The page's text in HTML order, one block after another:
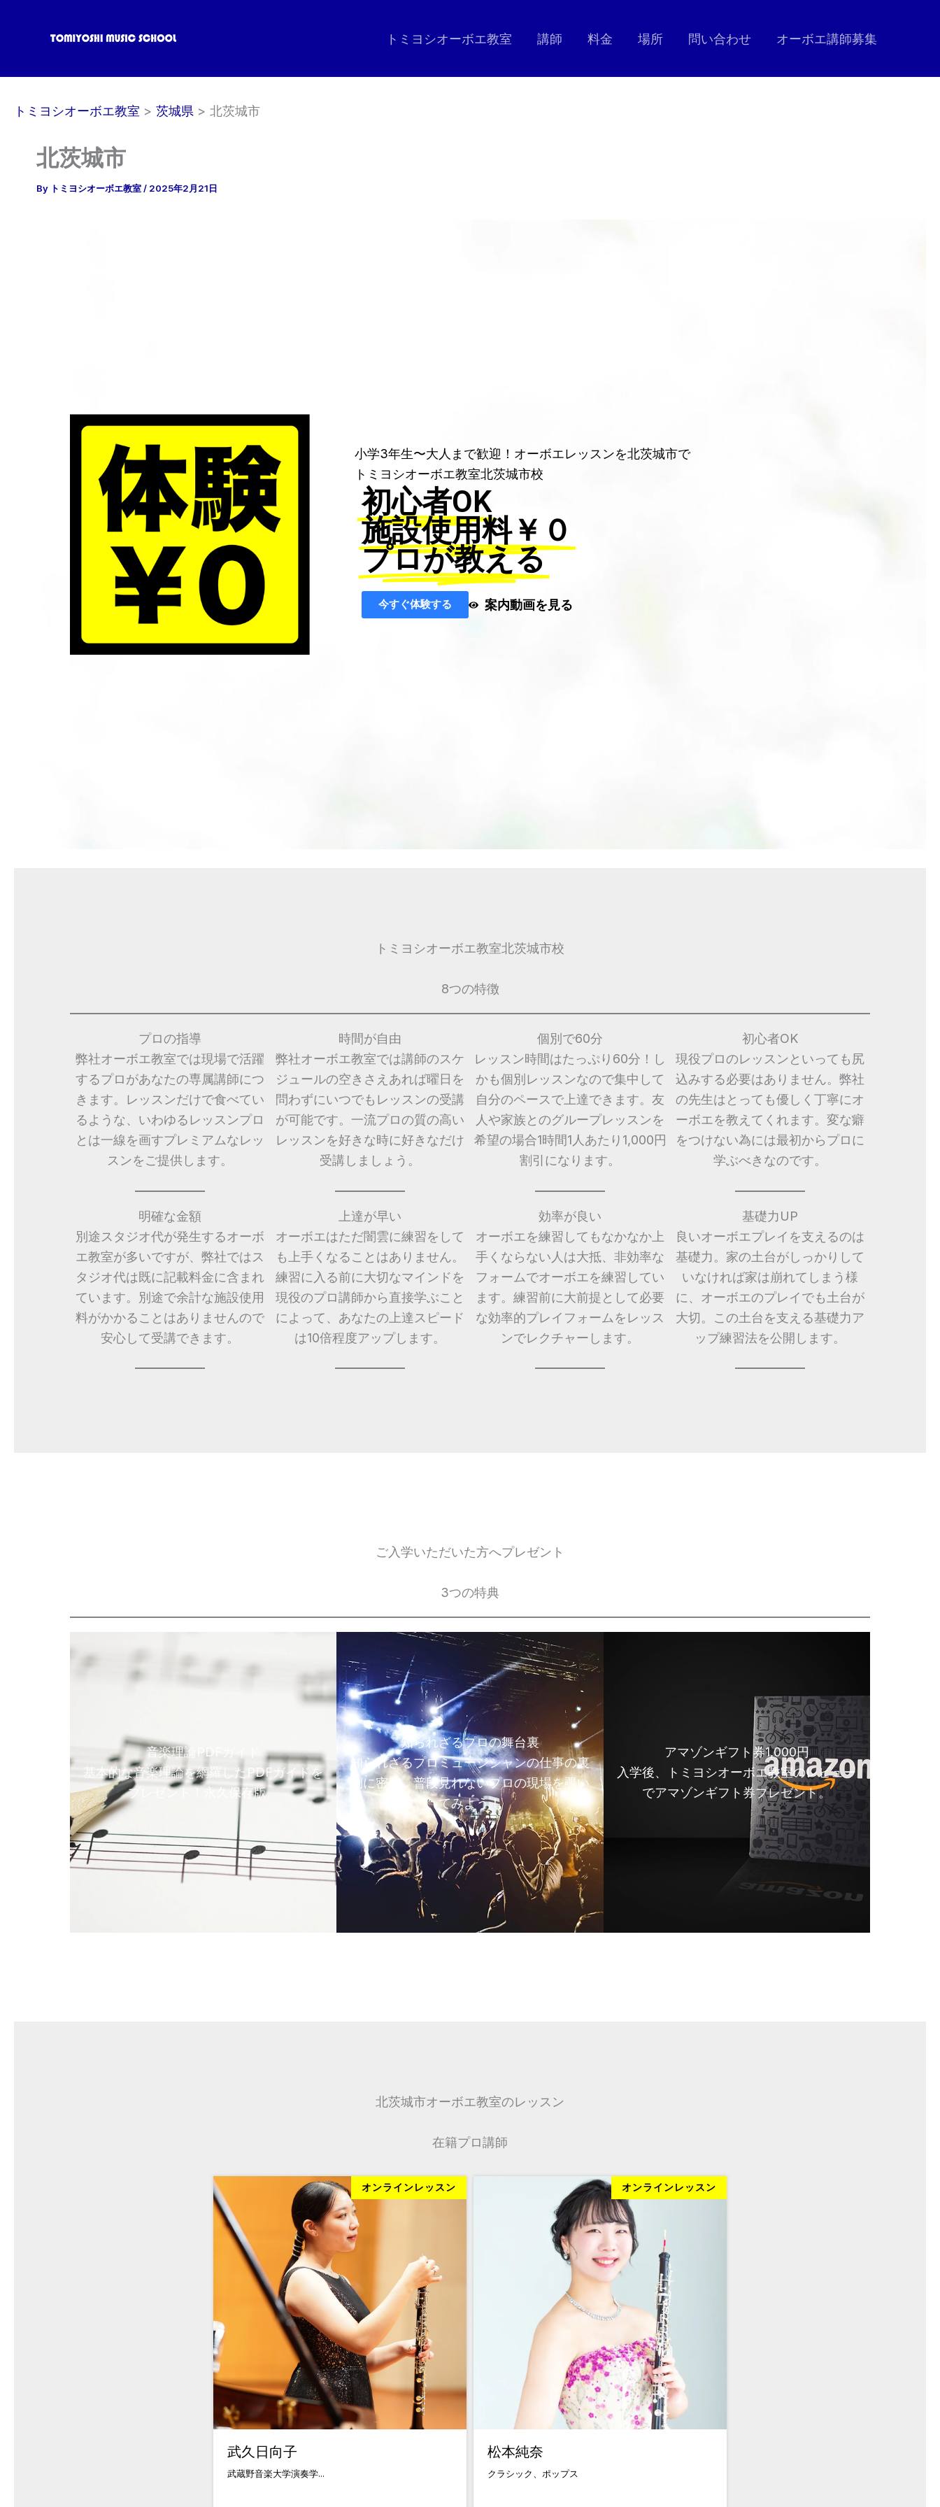
トミヨシオーボエ教室 講師 料金 場所 問い合わせ オーボエ講師募集
トミヨシオーボエ教室 茨城県 北茨城市
北茨城市
By トミヨシオーボエ教室/ 2025年2月21日
小学3年生〜大人まで歓迎！オーボエレッスンを北茨城市で
トミヨシオーボエ教室北茨城市校
初心者OK
施設使用料￥０
プロが教える
今すぐ体験する 案内動画を見る
トミヨシオーボエ教室北茨城市校
8つの特徴
プロの指導
弊社オーボエ教室では現場で活躍
するプロがあなたの専属講師につ
きます。レッスンだけで食べてい
るような、いわゆるレッスンプロ
とは一線を画すプレミアムなレッ
スンをご提供します。
時間が自由
弊社オーボエ教室では講師のスケ
ジュールの空きさえあれば曜日を
問わずにいつでもレッスンの受講
が可能です。一流プロの質の高い
レッスンを好きな時に好きなだけ
受講しましょう。
個別で60分
レッスン時間はたっぷり60分！し
かも個別レッスンなので集中して
自分のペースで上達できます。友
人や家族とのグループレッスンを
希望の場合1時間1人あたり1,000円
割引になります。
初心者OK
現役プロのレッスンといっても尻
込みする必要はありません。弊社
の先生はとっても優しく丁寧にオ
ーボエを教えてくれます。変な癖
をつけない為には最初からプロに
学ぶべきなのです。
明確な金額
別途スタジオ代が発生するオーボ
エ教室が多いですが、弊社ではス
タジオ代は既に記載料金に含まれ
ています。別途で余計な施設使用
料がかかることはありませんので
安心して受講できます。
上達が早い
オーボエはただ闇雲に練習をして
も上手くなることはありません。
練習に入る前に大切なマインドを
現役のプロ講師から直接学ぶこと
によって、あなたの上達スピード
は10倍程度アップします。
効率が良い
オーボエを練習してもなかなか上
手くならない人は大抵、非効率な
フォームでオーボエを練習してい
ます。練習前に大前提として必要
な効率的プレイフォームをレッス
ンでレクチャーします。
基礎力UP
良いオーボエプレイを支えるのは
基礎力。家の土台がしっかりして
いなければ家は崩れてしまう様
に、オーボエのプレイでも土台が
大切。この土台を支える基礎力ア
ップ練習法を公開します。
ご入学いただいた方へプレゼント
3つの特典
音楽理論PDFガイド
基本的な音楽理論を網羅したPDFガイドを
プレゼント！永久保存版。
知られざるプロの舞台裏
知られざるプロミュージシャンの仕事の裏
側に密着。普段見れないプロの現場を覗い
てみよう！
アマゾンギフト券1,000円
入学後、トミヨシオーボエ教室のレビュー
でアマゾンギフト券プレゼント。
北茨城市オーボエ教室のレッスン
在籍プロ講師
オンラインレッスン
武久日向子
武蔵野音楽大学演奏学...
オンラインレッスン
松本純奈
クラシック、ポップス